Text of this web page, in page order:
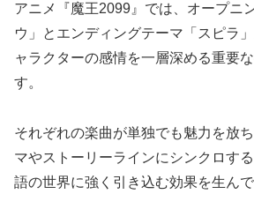
アニメ『魔王2099』では、オープニ
ウ」とエンディングテーマ「スピラ
ャラクターの感情を一層深める重要
す。
それぞれの楽曲が単独でも魅力を放
マやストーリーラインにシンクロす
語の世界に強く引き込む効果を生んで